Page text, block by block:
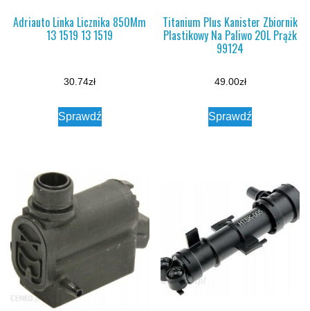
Adriauto Linka Licznika 850Mm
13 1519 13 1519
30.74zł
Sprawdź
Titanium Plus Kanister Zbiornik
Plastikowy Na Paliwo 20L Prążk
99124
49.00zł
Sprawdź